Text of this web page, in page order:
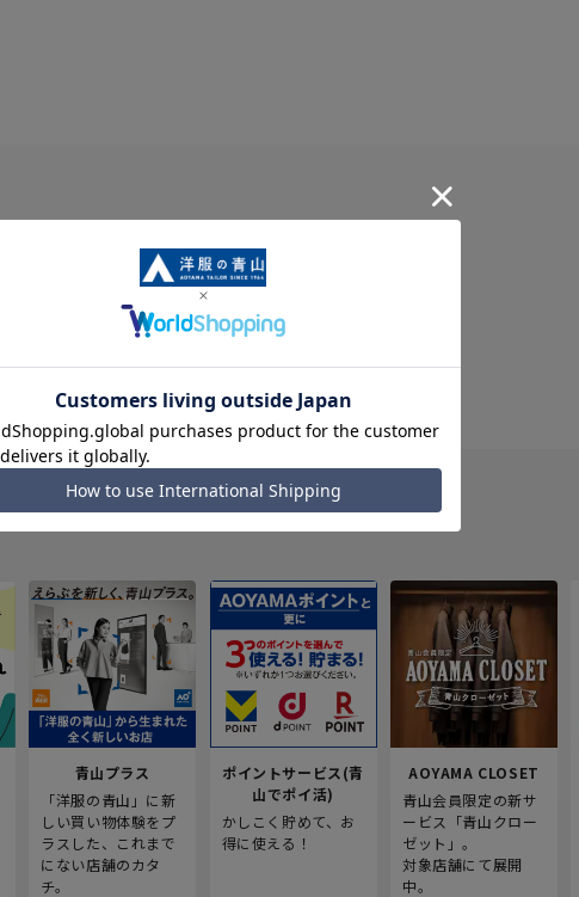
青山プラス
「洋服の青山」に新
しい買い物体験をプ
ラスした、これまで
にない店舗のカタ
チ。
ポイントサービス(青
山でポイ活)
かしこく貯めて、お
得に使える！
AOYAMA CLOSET
青山会員限定の新サ
ービス「青山クロー
ゼット」。
対象店舗にて展開
中。